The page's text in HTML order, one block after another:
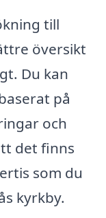
till
översikt
Du kan
på
och
det finns
som du
kyrkby.